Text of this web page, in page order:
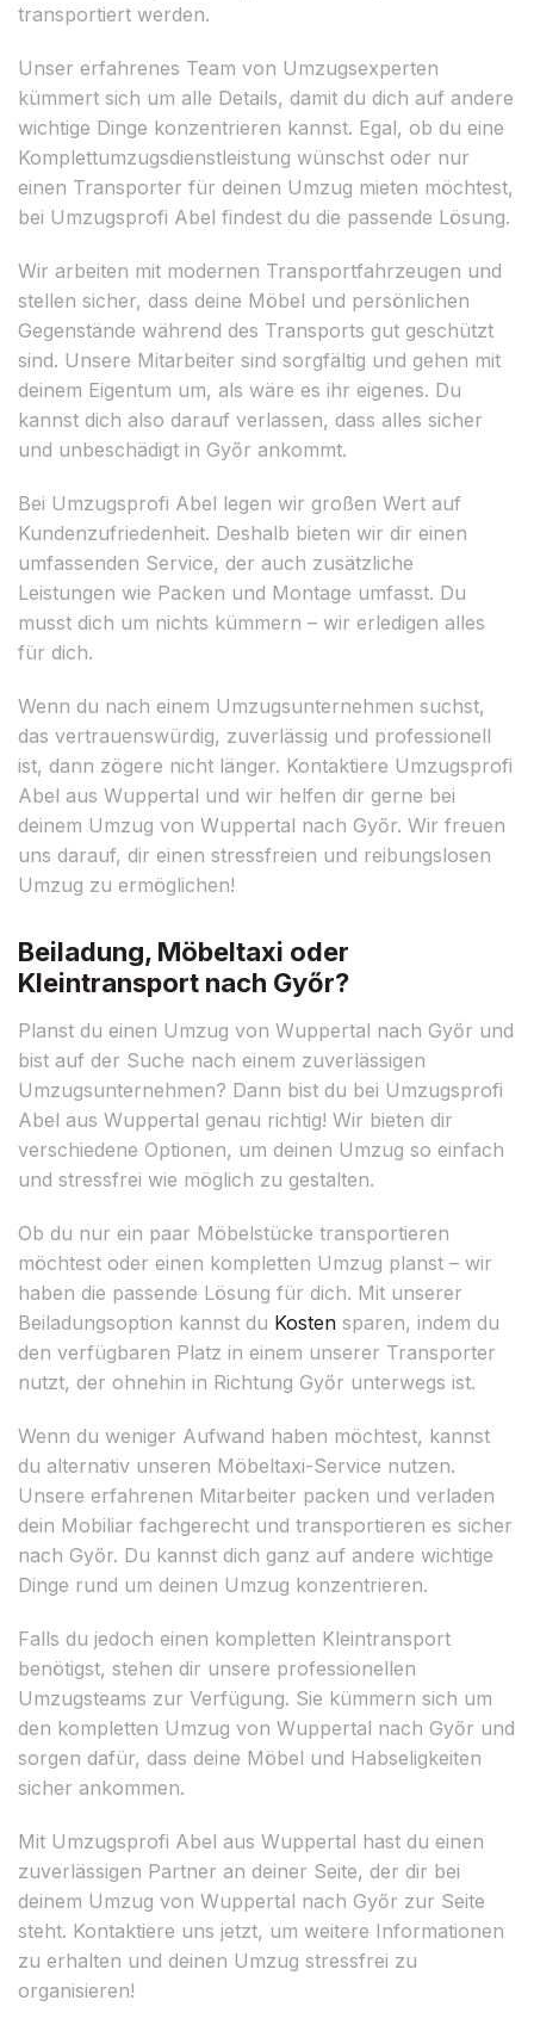
transportiert werden.
Unser erfahrenes Team von Umzugsexperten
kümmert sich um alle Details, damit du dich auf andere
wichtige Dinge konzentrieren kannst. Egal, ob du eine
Komplettumzugsdienstleistung wünschst oder nur
einen Transporter für deinen Umzug mieten möchtest,
bei Umzugsprofi Abel findest du die passende Lösung.
Wir arbeiten mit modernen Transportfahrzeugen und
stellen sicher, dass deine Möbel und persönlichen
Gegenstände während des Transports gut geschützt
sind. Unsere Mitarbeiter sind sorgfältig und gehen mit
deinem Eigentum um, als wäre es ihr eigenes. Du
kannst dich also darauf verlassen, dass alles sicher
und unbeschädigt in Győr ankommt.
Bei Umzugsprofi Abel legen wir großen Wert auf
Kundenzufriedenheit. Deshalb bieten wir dir einen
umfassenden Service, der auch zusätzliche
Leistungen wie Packen und Montage umfasst. Du
musst dich um nichts kümmern – wir erledigen alles
für dich.
Wenn du nach einem Umzugsunternehmen suchst,
das vertrauenswürdig, zuverlässig und professionell
ist, dann zögere nicht länger. Kontaktiere Umzugsprofi
Abel aus Wuppertal und wir helfen dir gerne bei
deinem Umzug von Wuppertal nach Győr. Wir freuen
uns darauf, dir einen stressfreien und reibungslosen
Umzug zu ermöglichen!
Beiladung, Möbeltaxi oder
Kleintransport nach Győr?
Planst du einen Umzug von Wuppertal nach Győr und
bist auf der Suche nach einem zuverlässigen
Umzugsunternehmen? Dann bist du bei Umzugsprofi
Abel aus Wuppertal genau richtig! Wir bieten dir
verschiedene Optionen, um deinen Umzug so einfach
und stressfrei wie möglich zu gestalten.
Ob du nur ein paar Möbelstücke transportieren
möchtest oder einen kompletten Umzug planst – wir
haben die passende Lösung für dich. Mit unserer
Beiladungsoption kannst du Kosten sparen, indem du
den verfügbaren Platz in einem unserer Transporter
nutzt, der ohnehin in Richtung Győr unterwegs ist.
Wenn du weniger Aufwand haben möchtest, kannst
du alternativ unseren Möbeltaxi-Service nutzen.
Unsere erfahrenen Mitarbeiter packen und verladen
dein Mobiliar fachgerecht und transportieren es sicher
nach Győr. Du kannst dich ganz auf andere wichtige
Dinge rund um deinen Umzug konzentrieren.
Falls du jedoch einen kompletten Kleintransport
benötigst, stehen dir unsere professionellen
Umzugsteams zur Verfügung. Sie kümmern sich um
den kompletten Umzug von Wuppertal nach Győr und
sorgen dafür, dass deine Möbel und Habseligkeiten
sicher ankommen.
Mit Umzugsprofi Abel aus Wuppertal hast du einen
zuverlässigen Partner an deiner Seite, der dir bei
deinem Umzug von Wuppertal nach Győr zur Seite
steht. Kontaktiere uns jetzt, um weitere Informationen
zu erhalten und deinen Umzug stressfrei zu
organisieren!